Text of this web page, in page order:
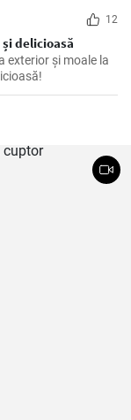
12
delicioasă
exterior și moale la